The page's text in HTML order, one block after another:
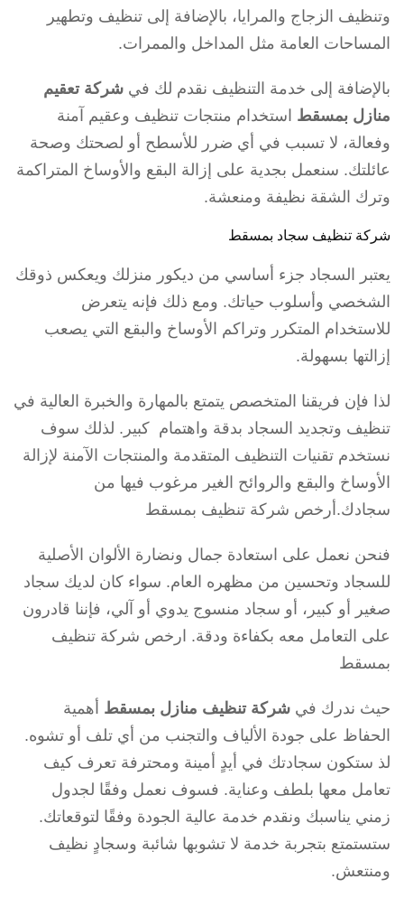
وتنظيف الزجاج والمرايا، بالإضافة إلى تنظيف وتطهير
المساحات العامة مثل المداخل والممرات.
بالإضافة إلى خدمة التنظيف نقدم لك في شركة تعقيم
منازل بمسقط استخدام منتجات تنظيف وعقيم آمنة
وفعالة، لا تسبب في أي ضرر للأسطح أو لصحتك وصحة
عائلتك. سنعمل بجدية على إزالة البقع والأوساخ المتراكمة
وترك الشقة نظيفة ومنعشة.
شركة تنظيف سجاد بمسقط
يعتبر السجاد جزء أساسي من ديكور منزلك ويعكس ذوقك
الشخصي وأسلوب حياتك. ومع ذلك فإنه يتعرض
للاستخدام المتكرر وتراكم الأوساخ والبقع التي يصعب
إزالتها بسهولة.
لذا فإن فريقنا المتخصص يتمتع بالمهارة والخبرة العالية في
تنظيف وتجديد السجاد بدقة واهتمام كبير. لذلك سوف
نستخدم تقنيات التنظيف المتقدمة والمنتجات الآمنة لإزالة
الأوساخ والبقع والروائح الغير مرغوب فيها من
سجادك.أرخص شركة تنظيف بمسقط
فنحن نعمل على استعادة جمال ونضارة الألوان الأصلية
للسجاد وتحسين من مظهره العام. سواء كان لديك سجاد
صغير أو كبير، أو سجاد منسوج يدوي أو آلي، فإننا قادرون
على التعامل معه بكفاءة ودقة. ارخص شركة تنظيف
بمسقط
حيث ندرك في شركة تنظيف منازل بمسقط أهمية
الحفاظ على جودة الألياف والتجنب من أي تلف أو تشوه.
لذ ستكون سجادتك في أيدٍ أمينة ومحترفة تعرف كيف
تعامل معها بلطف وعناية. فسوف نعمل وفقًا لجدول
زمني يناسبك ونقدم خدمة عالية الجودة وفقًا لتوقعاتك.
ستستمتع بتجربة خدمة لا تشوبها شائبة وسجادٍ نظيف
ومنتعش.